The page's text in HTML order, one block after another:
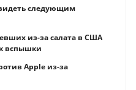
следующим
из-за салата в США
вспышки
Apple из-за